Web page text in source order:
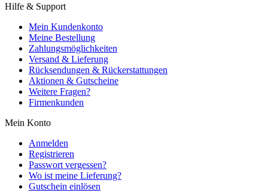
Hilfe & Support
Mein Kundenkonto
Meine Bestellung
Zahlungsmöglichkeiten
Versand & Lieferung
Rücksendungen & Rückerstattungen
Aktionen & Gutscheine
Weitere Fragen?
Firmenkunden
Mein Konto
Anmelden
Registrieren
Passwort vergessen?
Wo ist meine Lieferung?
Gutschein einlösen